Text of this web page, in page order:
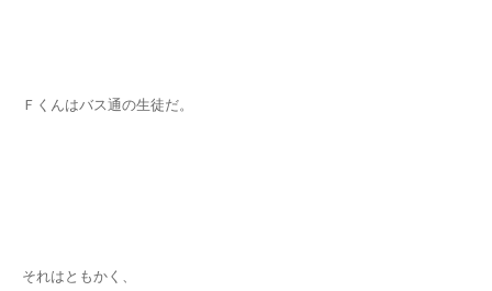
Ｆくんはバス通の生徒だ。
それはともかく、